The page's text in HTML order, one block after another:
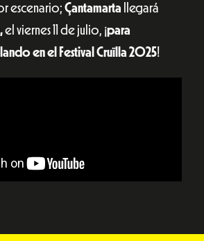
escenario; Çantamarta llegará
el viernes 11 de julio, ¡para
en el Festival Cruïlla 2025!